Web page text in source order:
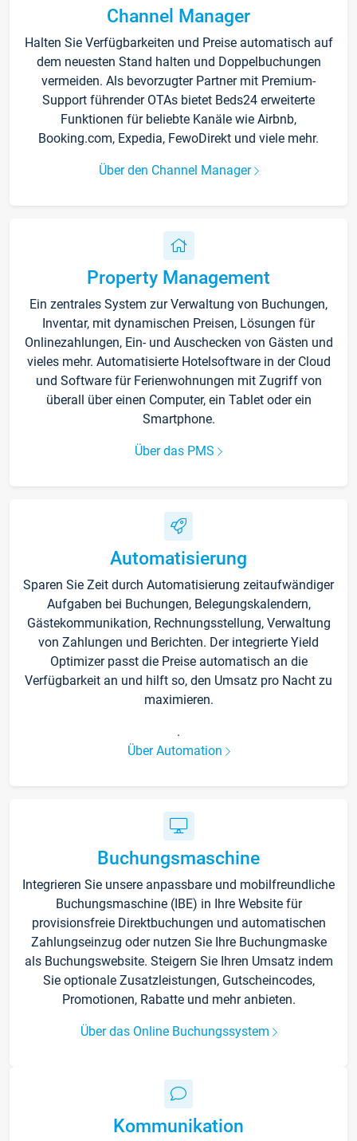
Channel Manager
Halten Sie Verfügbarkeiten und Preise automatisch auf
dem neuesten Stand halten und Doppelbuchungen
vermeiden. Als bevorzugter Partner mit Premium-
Support führender OTAs bietet Beds24 erweiterte
Funktionen für beliebte Kanäle wie Airbnb,
Booking.com, Expedia, FewoDirekt und viele mehr.
Über den Channel Manager
Property Management
Ein zentrales System zur Verwaltung von Buchungen,
Inventar, mit dynamischen Preisen, Lösungen für
Onlinezahlungen, Ein- und Auschecken von Gästen und
vieles mehr. Automatisierte Hotelsoftware in der Cloud
und Software für Ferienwohnungen mit Zugriff von
überall über einen Computer, ein Tablet oder ein
Smartphone.
Über das PMS
Automatisierung
Sparen Sie Zeit durch Automatisierung zeitaufwändiger
Aufgaben bei Buchungen, Belegungskalendern,
Gästekommunikation, Rechnungsstellung, Verwaltung
von Zahlungen und Berichten. Der integrierte Yield
Optimizer passt die Preise automatisch an die
Verfügbarkeit an und hilft so, den Umsatz pro Nacht zu
maximieren.
.
Über Automation
Buchungsmaschine
Integrieren Sie unsere anpassbare und mobilfreundliche
Buchungsmaschine (IBE) in Ihre Website für
provisionsfreie Direktbuchungen und automatischen
Zahlungseinzug oder nutzen Sie Ihre Buchungmaske
als Buchungswebsite. Steigern Sie Ihren Umsatz indem
Sie optionale Zusatzleistungen, Gutscheincodes,
Promotionen, Rabatte und mehr anbieten.
Über das Online Buchungssystem
Kommunikation